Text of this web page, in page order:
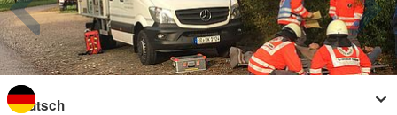
Sprache wechseln zu